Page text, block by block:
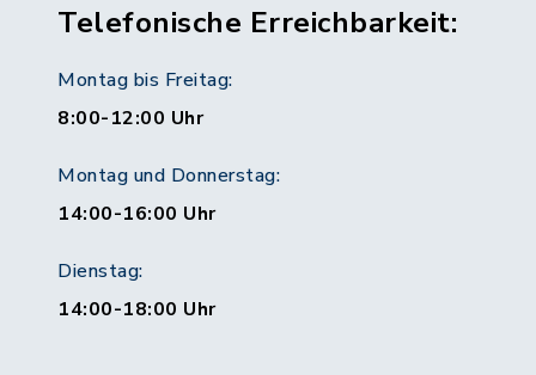
Telefonische Erreichbarkeit:
Montag bis Freitag:
8:00-12:00 Uhr
Montag und Donnerstag:
14:00-16:00 Uhr
Dienstag:
14:00-18:00 Uhr